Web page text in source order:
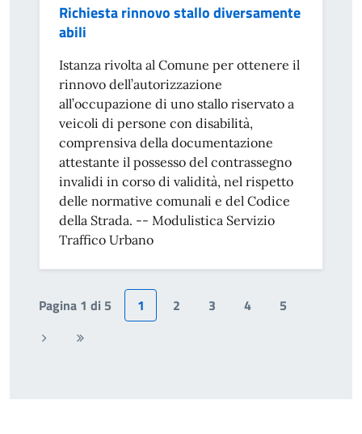
Richiesta rinnovo stallo diversamente
abili
Istanza rivolta al Comune per ottenere il
rinnovo dell’autorizzazione
all’occupazione di uno stallo riservato a
veicoli di persone con disabilità,
comprensiva della documentazione
attestante il possesso del contrassegno
invalidi in corso di validità, nel rispetto
delle normative comunali e del Codice
della Strada. -- Modulistica Servizio
Traffico Urbano
Pagina 1 di 5 1 2 3 4 5
PaginaUltima